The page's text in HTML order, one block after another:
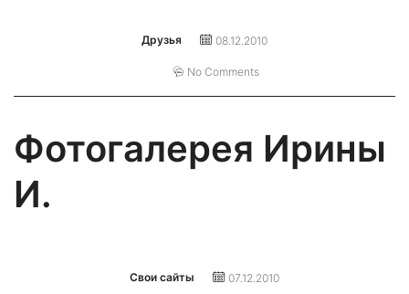
Друзья 08.12.2010
No Comments
Фотогалерея Ирины
И.
Свои сайты 07.12.2010